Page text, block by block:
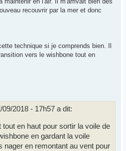
recouvrir par la mer et donc
technique si je comprends bien. Il
vers le wishbone tout en
2018 - 17h57 a dit:
en haut pour sortir la voile de
en gardant la voile
nager en remontant au vent pour